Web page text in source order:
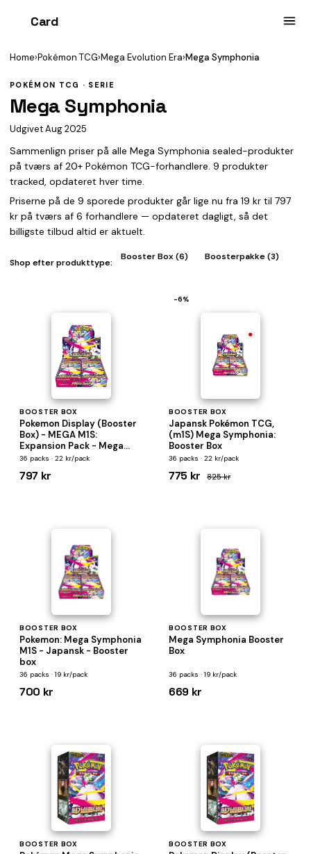
Card
Home›Pokémon TCG›Mega Evolution Era›Mega Symphonia
POKÉMON TCG · SERIE
Mega Symphonia
Udgivet Aug 2025
Sammenlign priser på alle Mega Symphonia sealed-produkter
på tværs af 20+ Pokémon TCG-forhandlere. 9 produkter
tracked, opdateret hver time.
Priserne på de 9 sporede produkter går lige nu fra 19 kr til 797
kr på tværs af 6 forhandlere — opdateret dagligt, så det
billigste tilbud altid er aktuelt.
Shop efter produkttype:
Booster Box (6) Boosterpakke (3)
BOOSTER BOX
Pokemon Display (Booster
Box) - MEGA M1S:
Expansion Pack - Mega
Symphonia *JAPANSK* -
36 packs · 22 kr/pack
797 kr
−6%
BOOSTER BOX
Japansk Pokémon TCG,
(m1S) Mega Symphonia:
Booster Box
36 packs · 22 kr/pack
775 kr 825 kr
BOOSTER BOX
Pokemon: Mega Symphonia
M1S - Japansk - Booster
box
36 packs · 19 kr/pack
700 kr
BOOSTER BOX
Mega Symphonia Booster
Box
36 packs · 19 kr/pack
669 kr
BOOSTER BOX BOOSTER BOX